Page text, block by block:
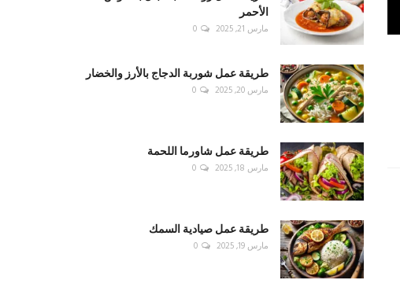
الأحمر
مارس 21, 2025 0
طريقة عمل شوربة الدجاج بالأرز والخضار
مارس 20, 2025 0
طريقة عمل شاورما اللحمة
مارس 18, 2025 0
طريقة عمل صيادية السمك
مارس 19, 2025 0